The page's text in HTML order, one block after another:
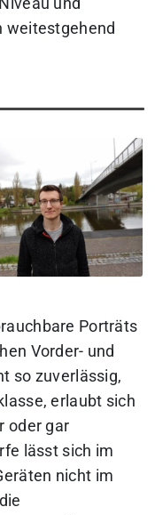
weitestgehend
Porträts
Vorder- und
so zuverlässig,
erlaubt sich
oder gar
lässt sich im
nicht im